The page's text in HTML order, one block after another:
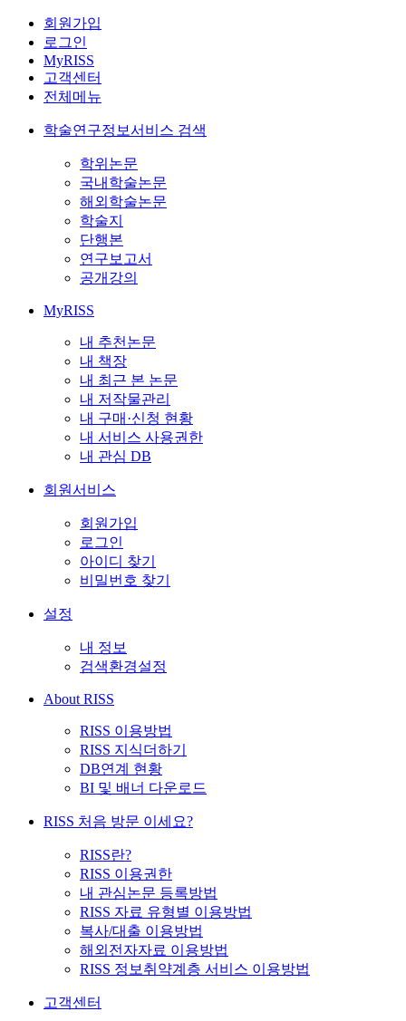
회원가입
로그인
MyRISS
고객센터
전체메뉴
학술연구정보서비스 검색
학위논문
국내학술논문
해외학술논문
학술지
단행본
연구보고서
공개강의
MyRISS
내 추천논문
내 책장
내 최근 본 논문
내 저작물관리
내 구매·신청 현황
내 서비스 사용권한
내 관심 DB
회원서비스
회원가입
로그인
아이디 찾기
비밀번호 찾기
설정
내 정보
검색환경설정
About RISS
RISS 이용방법
RISS 지식더하기
DB연계 현황
BI 및 배너 다운로드
RISS 처음 방문 이세요?
RISS란?
RISS 이용권한
내 관심논문 등록방법
RISS 자료 유형별 이용방법
복사/대출 이용방법
해외전자자료 이용방법
RISS 정보취약계층 서비스 이용방법
고객센터